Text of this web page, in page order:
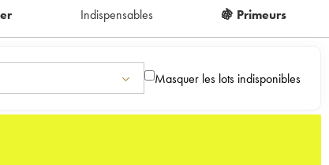
Indispensables 🍇 Primeurs
Masquer les lots indisponibles